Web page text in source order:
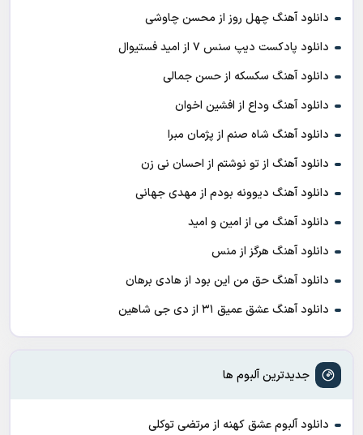
دانلود آهنگ چهل روز از محسن چاوشی
دانلود پادکست ديپ سنس ۷ از اميد فستيوال
دانلود آهنگ سکسکه از حسن جمالی
دانلود آهنگ وداع از افشين اخوان
دانلود آهنگ شاه صنم از پژمان مبرا
دانلود آهنگ از تو نوشتم از احسان نی زن
دانلود آهنگ دیوونه بودم از مهدی جهانی
دانلود آهنگ می از امین و امید
دانلود آهنگ هرگز از منس
دانلود آهنگ حق من این بود از هادی برهان
دانلود آهنگ عشق عمیق ۳۱ از دی جی شاهین
جدیدترین آلبوم ها
دانلود آلبوم عشق کهنه از مرتضی توکلی